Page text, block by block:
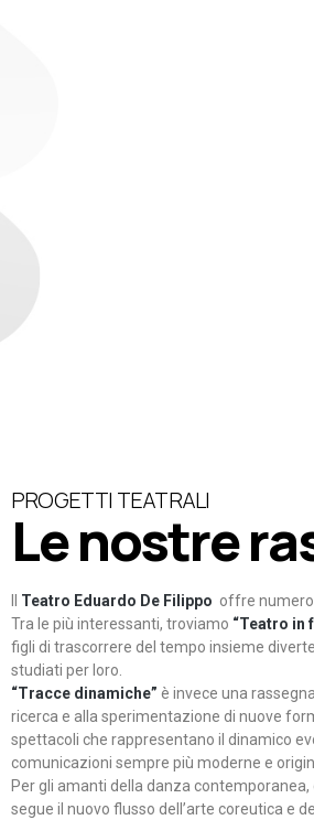
PROGETTI TEATRALI
Le nostre
Teatro Eduardo De Filippo offre
Tra le più interessanti, troviamo “Teatro in
figli di trascorrere del tempo insieme
studiati per loro.
“Tracce dinamiche” è invece una
ricerca e alla sperimentazione di nuove
spettacoli che rappresentano il dinamico
comunicazioni sempre più moderne e
Per gli amanti della danza contemporanea,
segue il nuovo flusso dell’arte coreutica e